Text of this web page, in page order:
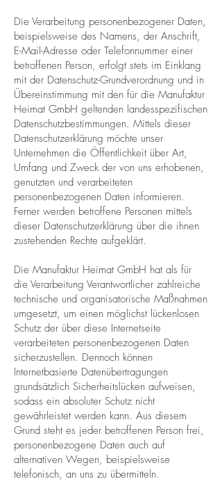
Die Verarbeitung personenbezogener Daten,
beispielsweise des Namens, der Anschrift,
E-Mail-Adresse oder Telefonnummer einer
betroffenen Person, erfolgt stets im Einklang
mit der Datenschutz-Grundverordnung und in
Übereinstimmung mit den für die Manufaktur
Heimat GmbH geltenden landesspezifischen
Datenschutzbestimmungen. Mittels dieser
Datenschutzerklärung möchte unser
Unternehmen die Öffentlichkeit über Art,
Umfang und Zweck der von uns erhobenen,
genutzten und verarbeiteten
personenbezogenen Daten informieren.
Ferner werden betroffene Personen mittels
dieser Datenschutzerklärung über die ihnen
zustehenden Rechte aufgeklärt.
Die Manufaktur Heimat GmbH hat als für
die Verarbeitung Verantwortlicher zahlreiche
technische und organisatorische Maßnahmen
umgesetzt, um einen möglichst lückenlosen
Schutz der über diese Internetseite
verarbeiteten personenbezogenen Daten
sicherzustellen. Dennoch können
Internetbasierte Datenübertragungen
grundsätzlich Sicherheitslücken aufweisen,
sodass ein absoluter Schutz nicht
gewährleistet werden kann. Aus diesem
Grund steht es jeder betroffenen Person frei,
personenbezogene Daten auch auf
alternativen Wegen, beispielsweise
telefonisch, an uns zu übermitteln.